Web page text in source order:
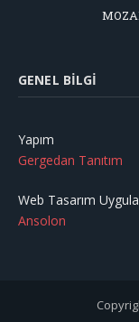
GENEL BILGI
Yapım
Gergedan Tanıtım
Web Tasarım
Ansolon